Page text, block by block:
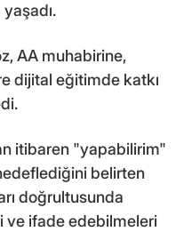
AA muhabirine,
dijital eğitimde katkı
itibaren "yapabilirim"
belirten
doğrultusunda
ve ifade edebilmeleri